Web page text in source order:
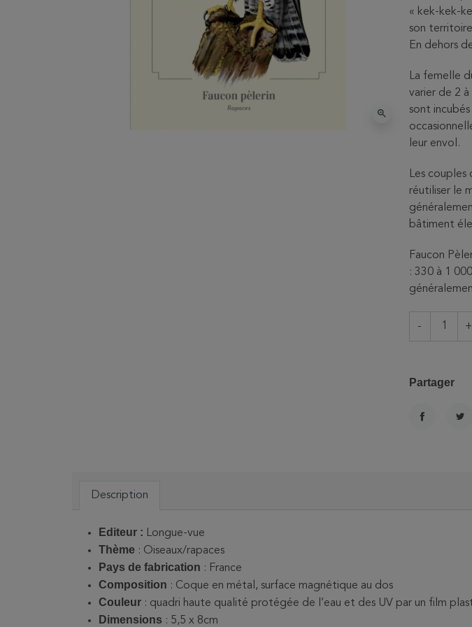
zoom_in
« kek-kek-
son
En dehors
La femelle
varier de 2
sont
leur envol.
Les
réutiliser le
bâtiment
Faucon
: 330 à 1
- +
Partager
Description
Editeur : Longue-vue
Thème : Oiseaux/rapaces
Pays de fabrication : France
Composition : Coque en métal, surface magnétique au dos
Couleur : quadri haute qualité protégée de l’eau et des UV par un film
Dimensions : 5,5 x 8cm